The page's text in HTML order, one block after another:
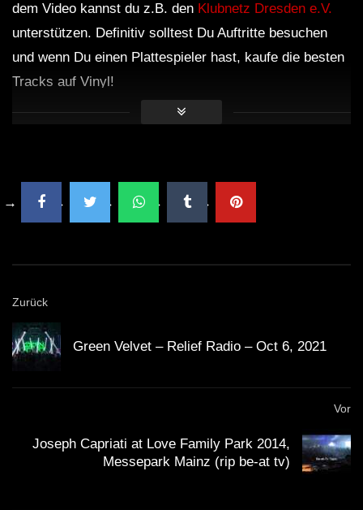
dem Video kannst du z.B. den Klubnetz Dresden e.V.
unterstützen. Definitiv solltest Du Auftritte besuchen
und wenn Du einen Plattespieler hast, kaufe die besten
Tracks auf Vinyl!
Zurück
Green Velvet – Relief Radio – Oct 6, 2021
Vor
Joseph Capriati at Love Family Park 2014,
Messepark Mainz (rip be-at tv)